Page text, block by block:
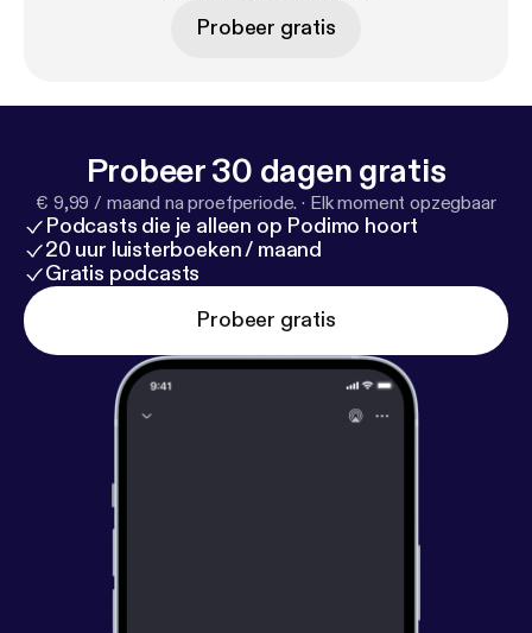
Probeer gratis
Probeer 30 dagen gratis
€ 9,99 / maand na proefperiode. · Elk moment opzegbaar
Podcasts die je alleen op Podimo hoort
20 uur luisterboeken / maand
Gratis podcasts
Probeer gratis